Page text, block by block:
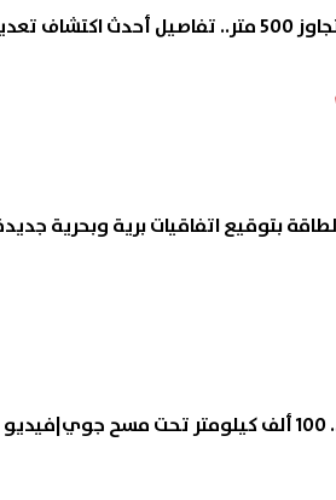
ذهب ونحاس بأعماق تتجاوز 500 متر.. تفاصيل
بتوقيع اتفاقيات برية وبحرية